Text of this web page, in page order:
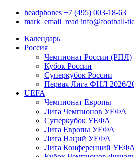
headphones +7 (495) 003-18-63
mark_email_read info@football-
Календарь
Россия
Чемпионат России (РПЛ)
Кубок России
Суперкубок России
Первая Лига ФНЛ 2026/
UEFA
Чемпионат Европы
Лига Чемпионов УЕФА
Суперкубок УЕФА
Лига Европы УЕФА
Лига Наций УЕФА
Лига Конференций УЕФА